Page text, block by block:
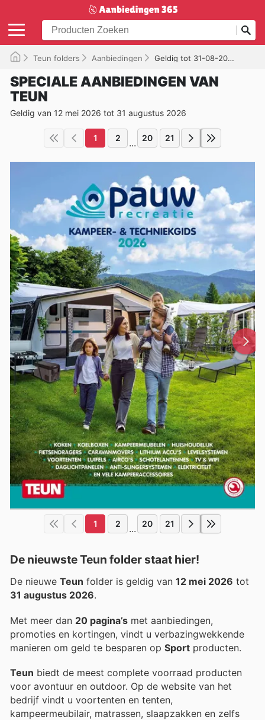
Teun folders Aanbiedingen Geldig tot 31-08-2026
SPECIALE AANBIEDINGEN VAN
TEUN
Geldig van 12 mei 2026 tot 31 augustus 2026
1 2 ... 20 21
1 2 ... 20 21
De nieuwste Teun folder staat hier!
De nieuwe Teun folder is geldig van 12 mei 2026 tot
31 augustus 2026.
Met meer dan 20 pagina’s met aanbiedingen,
promoties en kortingen, vindt u verbazingwekkende
manieren om geld te besparen op Sport producten.
Teun biedt de meest complete voorraad producten
voor avontuur en outdoor. Op de website van het
bedrijf vindt u voortenten en tenten,
kampeermeubilair, matrassen, slaapzakken en zelfs